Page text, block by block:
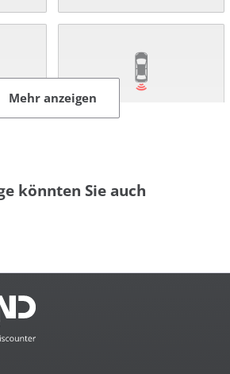
anzeigen
Mehr anzeigen
könnten Sie auch